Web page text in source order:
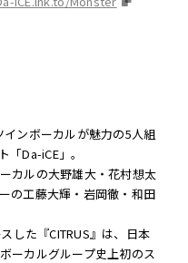
インボーカルが魅力の5人組
「Da-iCE」。
カルの大野雄大・花村想太
の工藤大輝・岩岡徹・和田
した『CITRUS』は、日本
ーカルグループ史上初のス